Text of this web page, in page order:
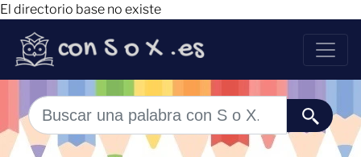
El directorio base no existe